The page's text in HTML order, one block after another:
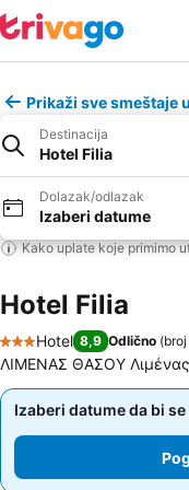
Prikaži sve smeštaje
Destinacija
Hotel Filia
Dolazak/odlazak
Izaberi datume
Kako uplate koje primimo
Hotel Filia
3 Zvezdice
Hotel 8,9 Odlično (
ΛΙΜΕΝΑΣ ΘΑΣΟΥ
Izaberi datume da bi
Izaberi datume da bi